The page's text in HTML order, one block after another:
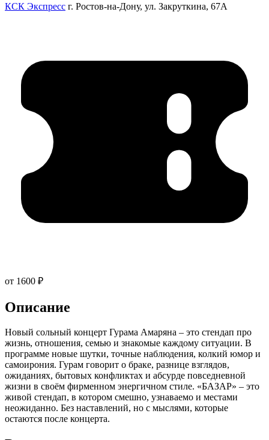
КСК Экспресс г. Ростов-на-Дону, ул. Закруткина, 67А
от 1600 ₽
Описание
Новый сольный концерт Гурама Амаряна – это стендап про
жизнь, отношения, семью и знакомые каждому ситуации. В
программе новые шутки, точные наблюдения, колкий юмор и
самоирония. Гурам говорит о браке, разнице взглядов,
ожиданиях, бытовых конфликтах и абсурде повседневной
жизни в своём фирменном энергичном стиле. «БАЗАР» – это
живой стендап, в котором смешно, узнаваемо и местами
неожиданно. Без наставлений, но с мыслями, которые
остаются после концерта.